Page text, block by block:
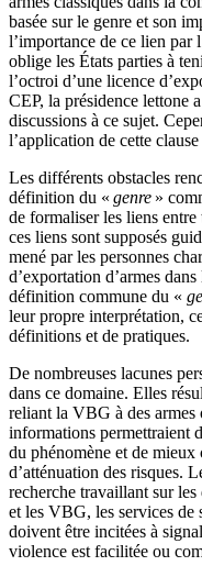
basée sur le genre et son
l’importance de ce lien par
oblige les États parties à
l’octroi d’une licence
CEP, la présidence lettone
discussions à ce sujet.
l’application de cette
Les différents obstacles
définition du « genre »
de formaliser les liens
ces liens sont supposés
mené par les personnes
d’exportation d’armes
définition commune du «
leur propre interprétation,
définitions et de pratiques.
De nombreuses lacunes
dans ce domaine. Elles
reliant la VBG à des armes
informations permettraient
du phénomène et de
d’atténuation des risques.
recherche travaillant sur
et les VBG, les services de
doivent être incitées à
violence est facilitée ou